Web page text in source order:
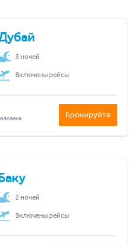
3 ночей
Включены рейсы
Бронируйте
2 ночей
Включены рейсы